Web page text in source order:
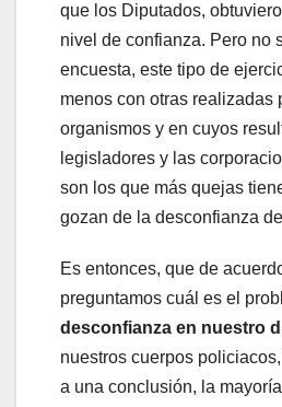
que los Diputados,
nivel de confianza. Pero no
encuesta, este tipo de
menos con otras realizadas
organismos y en cuyos
legisladores y las
son los que más quejas
gozan de la desconfianza
Es entonces, que de
preguntamos cuál es el
desconfianza en nuestro
nuestros cuerpos
a una conclusión, la